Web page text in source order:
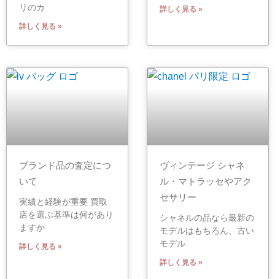
リのカ
詳しく見る »
詳しく見る »
ブランド品の査定につ
いて
実績と経験が重要 買取
店を選ぶ基準は何があり
ますか
詳しく見る »
ヴィンテージ シャネ
ル・マトラッセやアク
セサリー
シャネルの品なら最新の
モデルはもちろん、古い
モデル
詳しく見る »